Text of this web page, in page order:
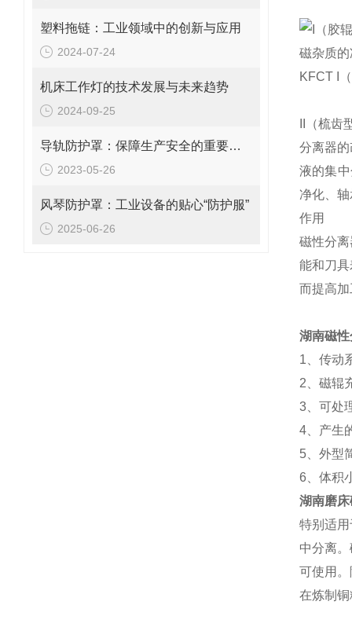
塑料拖链：工业领域中的创新与应用
2024-07-24
机床工作灯的技术发展与未来趋势
2024-09-25
导轨防护罩：保障生产安全的重要工具
2023-05-26
风琴防护罩：工业设备的贴心“防护服”
2025-06-26
I（胶
磁杂质
KFCT I
II（梳
分离器
液的集
净化、
作用
磁性分
能和刀
而提高
湖南磁
1、传动
2、磁辊
3、可处
4、产生
5、外型
6、体积
湖南磨
特别适
中分离
可使用
在炼制